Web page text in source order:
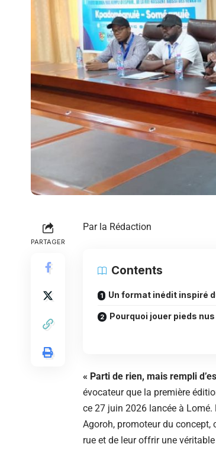
PARTAGER
Par la Rédaction
Contents
Un format inédit inspiré
Pourquoi jouer pieds nus
« Parti de rien, mais rempli
évocateur que la première
ce 27 juin 2026 lancée à Lomé.
Agoroh, promoteur du
rue et de leur offrir une